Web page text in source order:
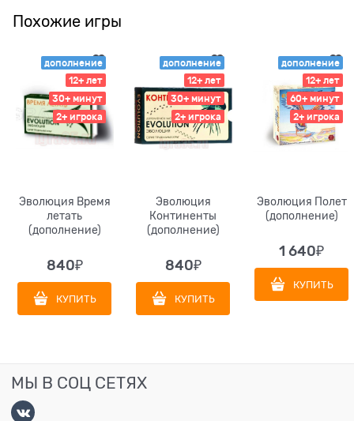
Похожие игры
дополнение
12+ лет
30+ минут
2+ игрока
Эволюция Время
летать
(дополнение)
840₽
КУПИТЬ
дополнение
12+ лет
30+ минут
2+ игрока
Эволюция
Континенты
(дополнение)
840₽
КУПИТЬ
дополнение
12+ лет
60+ минут
2+ игрока
Эволюция Полет
(дополнение)
1 640₽
КУПИТЬ
МЫ В СОЦ СЕТЯХ